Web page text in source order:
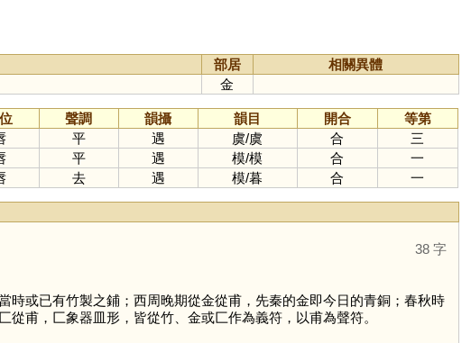
部居
相關異體
金
聲調 韻攝 韻目 開合
等第
平 遇 虞/虞 合
三
平 遇 模/模 合
一
去 遇 模/暮 合 一
38 字
時或已有竹製之鋪；西周晚期從金從甫，先秦的金即今日的青銅；春秋時
甫，匚象器皿形，皆從竹、金或匚作為義符，以甫為聲符。